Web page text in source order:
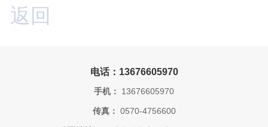
返回
电话：13676605970
手机： 13676605970
传真： 0570-4756600